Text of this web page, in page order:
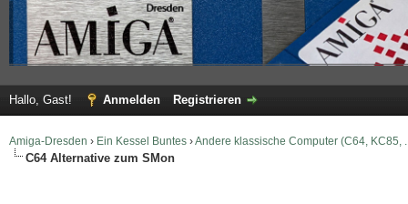
Hallo, Gast! Anmelden Registrieren
Amiga-Dresden › Ein Kessel Buntes ›Andere klassische Computer (C64, KC85,
C64 Alternative zum SMon